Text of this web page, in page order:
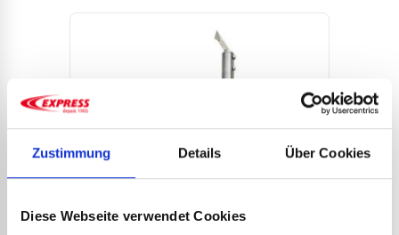
Zustimmung Details Über Cookies
Diese Webseite verwendet Cookies